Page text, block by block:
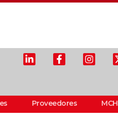
Proveedores MCH